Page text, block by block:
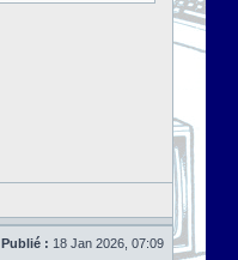
Publié : 18 Jan 2026, 07:09